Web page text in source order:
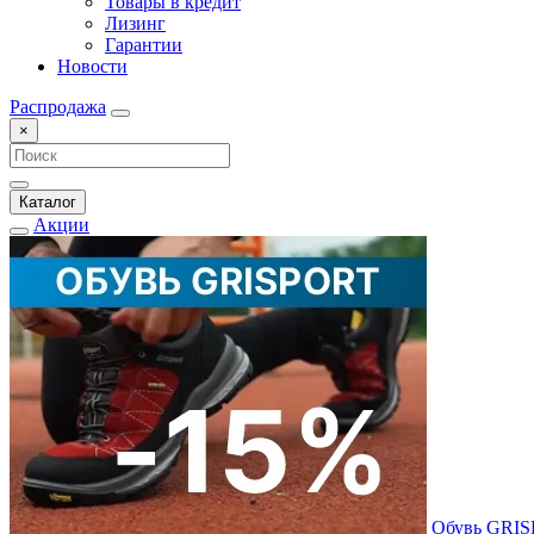
Лизинг
Гарантии
Новости
Распродажа
×
Каталог
Акции
Обувь